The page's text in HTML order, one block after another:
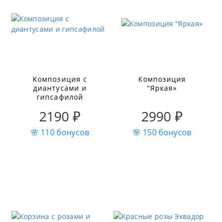
Композиция с
диантусами и
гипсафилой
2190 ₽
🌸 110 бонусов
Композиция
“Яркая»
2990 ₽
🌸 150 бонусов